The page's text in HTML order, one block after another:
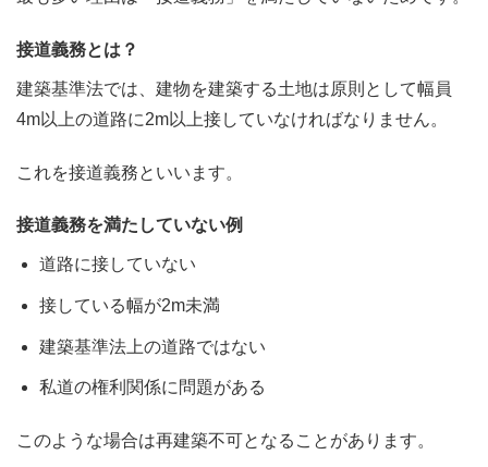
接道義務とは？
建築基準法では、建物を建築する土地は原則として幅員
4m以上の道路に2m以上接していなければなりません。
これを接道義務といいます。
接道義務を満たしていない例
道路に接していない
接している幅が2m未満
建築基準法上の道路ではない
私道の権利関係に問題がある
このような場合は再建築不可となることがあります。